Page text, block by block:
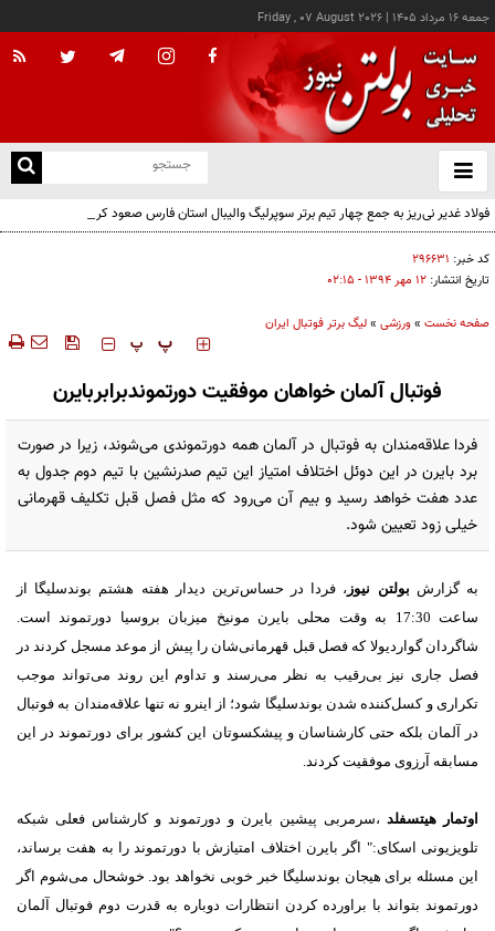
جمعه ۱۶ مرداد ۱۴۰۵ |
Friday , 07 August 2026
باز
و
فولاد غدیر نی‌ریز به جمع چهار تیم برتر سوپرلیگ والیبال استان فارس صعود کرد
کد خبر: ۲۹۶۶۳۱
تاریخ انتشار: ۱۲ مهر ۱۳۹۴ - ۰۲:۱۵
صفحه نخست »ورزشی »لیگ برتر فوتبال ایران
‍‍‍ پ پ
فوتبال آلمان خواهان موفقیت دورتموندبرابربایرن
فردا علاقه‌مندان به فوتبال در آلمان همه دورتموندی می‌شوند، زیرا در صورت
برد بایرن در این دوئل اختلاف امتیاز این تیم صدرنشین با تیم دوم جدول به
عدد هفت خواهد رسید و بیم آن می‌رود که مثل فصل قبل تکلیف قهرمانی
خیلی زود تعیین شود.
به گزارش بولتن نیوز ، فردا در حساس‌ترین دیدار هفته هشتم بوندسلیگا از
ساعت 17:30 به وقت محلی بایرن مونیخ میزبان بروسیا دورتموند است.
شاگردان گواردیولا که فصل قبل قهرمانی‌شان را پیش از موعد مسجل کردند در
فصل جاری نیز بی‌رقیب به نظر می‌رسند و تداوم این روند می‌تواند موجب
تکراری و کسل‌کننده شدن بوندسلیگا شود؛ از اینرو نه تنها علاقه‌مندان به فوتبال
در آلمان بلکه حتی کارشناسان و پیشکسوتان این کشور برای دورتموند در این
مسابقه آرزوی موفقیت کردند.
اوتمار هیتسفلد ،سرمربی پیشین بایرن و دورتموند و کارشناس فعلی شبکه
تلویزیونی اسکای:" اگر بایرن اختلاف امتیازش با دورتموند را به هفت برساند،
این مسئله برای هیجان بوندسلیگا خبر خوبی نخواهد بود. خوشحال می‌شوم اگر
دورتموند بتواند با براورده کردن انتظارات دوباره به قدرت دوم فوتبال آلمان